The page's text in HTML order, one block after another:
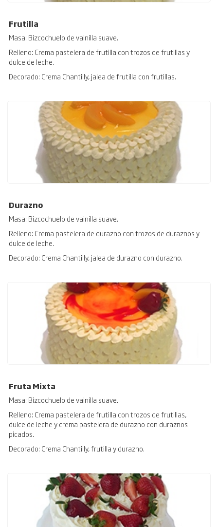
Frutilla
Masa: Bizcochuelo de vainilla suave.
Relleno: Crema pastelera de frutilla con trozos de frutillas y
dulce de leche.
Decorado: Crema Chantilly, jalea de frutilla con frutillas.
Durazno
Masa: Bizcochuelo de vainilla suave.
Relleno: Crema pastelera de durazno con trozos de duraznos y
dulce de leche.
Decorado: Crema Chantilly, jalea de durazno con durazno.
Fruta Mixta
Masa: Bizcochuelo de vainilla suave.
Relleno: Crema pastelera de frutilla con trozos de frutillas,
dulce de leche y crema pastelera de durazno con duraznos
picados.
Decorado: Crema Chantilly, frutilla y durazno.